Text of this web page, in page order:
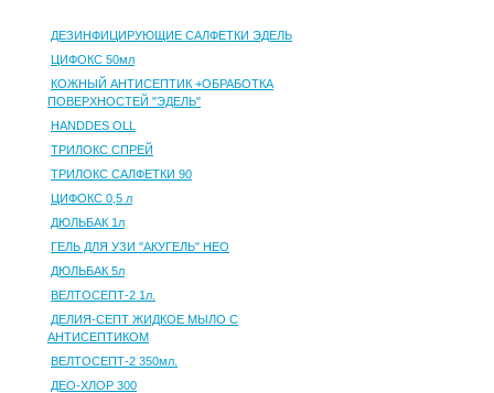
ДЕЗИНФИЦИРУЮЩИЕ САЛФЕТКИ ЭДЕЛЬ
ЦИФОКС 50мл
КОЖНЫЙ АНТИСЕПТИК +ОБРАБОТКА
ПОВЕРХНОСТЕЙ "ЭДЕЛЬ"
HANDDES OLL
ТРИЛОКС СПРЕЙ
ТРИЛОКС САЛФЕТКИ 90
ЦИФОКС 0,5 л
ДЮЛЬБАК 1л
ГЕЛЬ ДЛЯ УЗИ "АКУГЕЛЬ" НЕО
ДЮЛЬБАК 5л
ВЕЛТОСЕПТ-2 1л.
ДЕЛИЯ-СЕПТ ЖИДКОЕ МЫЛО С
АНТИСЕПТИКОМ
ВЕЛТОСЕПТ-2 350мл.
ДЕО-ХЛОР 300